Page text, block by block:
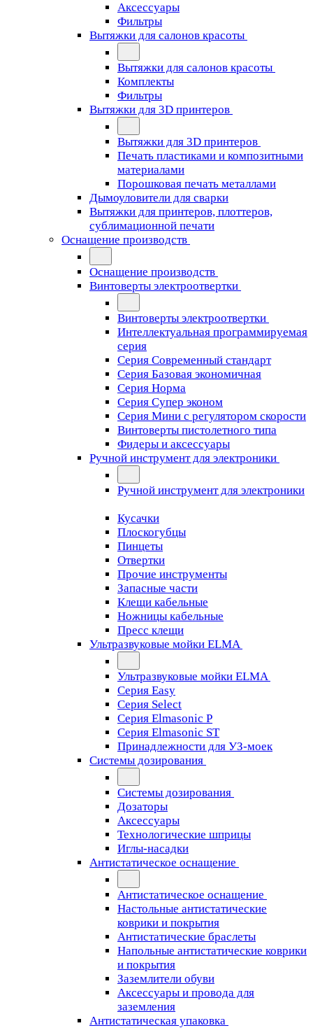
Аксессуары
Фильтры
Вытяжки для салонов красоты
Вытяжки для салонов красоты
Комплекты
Фильтры
Вытяжки для 3D принтеров
Вытяжки для 3D принтеров
Печать пластиками и композитными
материалами
Порошковая печать металлами
Дымоуловители для сварки
Вытяжки для принтеров, плоттеров,
сублимационной печати
Оснащение производств
Оснащение производств
Винтоверты электроотвертки
Винтоверты электроотвертки
Интеллектуальная программируемая
серия
Серия Современный стандарт
Серия Базовая экономичная
Серия Норма
Серия Cупер эконом
Серия Мини с регулятором скорости
Винтоверты пистолетного типа
Фидеры и аксессуары
Ручной инструмент для электроники
Ручной инструмент для электроники
Кусачки
Плоскогубцы
Пинцеты
Отвертки
Прочие инструменты
Запасные части
Клещи кабельные
Ножницы кабельные
Пресс клещи
Ультразвуковые мойки ELMA
Ультразвуковые мойки ELMA
Серия Easy
Серия Select
Серия Elmasonic P
Серия Elmasonic ST
Принадлежности для УЗ-моек
Системы дозирования
Системы дозирования
Дозаторы
Аксессуары
Технологические шприцы
Иглы-насадки
Антистатическое оснащение
Антистатическое оснащение
Настольные антистатические
коврики и покрытия
Антистатические браслеты
Напольные антистатические коврики
и покрытия
Заземлители обуви
Аксессуары и провода для
заземления
Антистатическая упаковка